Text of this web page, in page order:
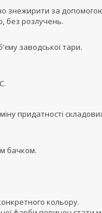
за
без розлучень.
заводської тари.
придатності
бачком.
кольору.